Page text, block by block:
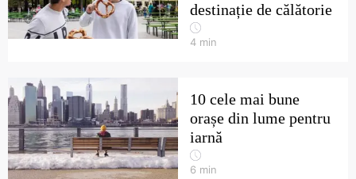
destinație de călătorie
4 min
10 cele mai bune
orașe din lume pentru
iarnă
6 min